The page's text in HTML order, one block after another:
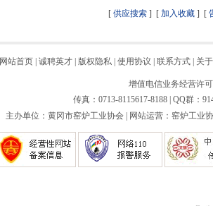
[ 供应搜索 ] [ 加入收藏 ] [
网站首页 诚聘英才 版权隐私 使用协议 联系方式 关
增值电信业务经营许
传真：0713-8115617-8188 | QQ群：
主办单位：黄冈市窑炉工业协会 | 网站运营：窑炉工业